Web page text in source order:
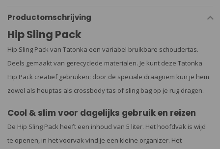
Productomschrijving
Hip Sling Pack
Hip Sling Pack van Tatonka een variabel bruikbare schoudertas.
Deels gemaakt van gerecyclede materialen. Je kunt deze Tatonka
Hip Pack creatief gebruiken: door de speciale draagriem kun je hem
zowel als heuptas als crossbody tas of sling bag op je rug dragen.
Cool & slim voor dagelijks gebruik en reizen
De Hip Sling Pack heeft een inhoud van 5 liter. Het hoofdvak is wijd
te openen, in het voorvak vind je een kleine organizer. Het